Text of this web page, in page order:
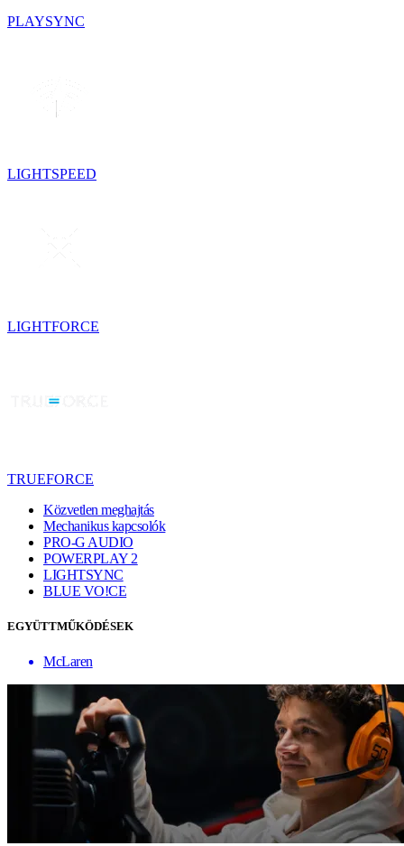
PLAYSYNC
LIGHTSPEED
LIGHTFORCE
TRUEFORCE
Közvetlen meghajtás
Mechanikus kapcsolók
PRO-G AUDIO
POWERPLAY 2
LIGHTSYNC
BLUE VO!CE
EGYÜTTMŰKÖDÉSEK
McLaren